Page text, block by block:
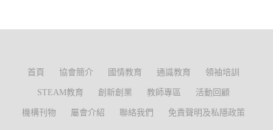
首頁 協會簡介 國情教育 通識教育 領袖培訓
STEAM教育 創新創業 教師專區 活動回顧
機構刊物 屬會介紹 聯絡我們 免責聲明及私隱政策